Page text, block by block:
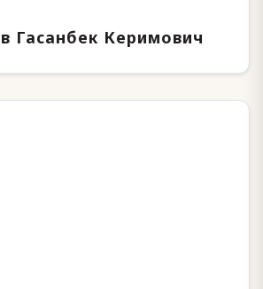
Гасанбек Керимович